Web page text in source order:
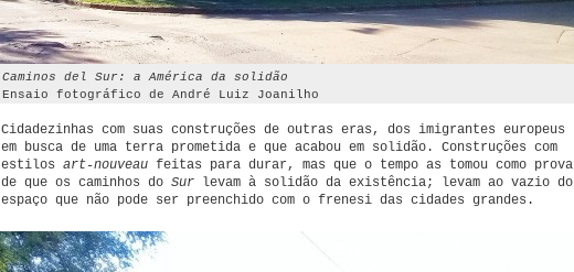
Caminos del Sur: a América da solidão
Ensaio fotográfico de André Luiz Joanilho
Cidadezinhas com suas construções de outras eras, dos imigrantes europeus
em busca de uma terra prometida e que acabou em solidão. Construções com
estilos art-nouveau feitas para durar, mas que o tempo as tomou como prova
de que os caminhos do Sur levam à solidão da existência; levam ao vazio do
espaço que não pode ser preenchido com o frenesi das cidades grandes.